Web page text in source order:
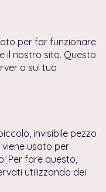
per far funzionare
il nostro sito. Questo
o sul tuo
invisibile pezzo
usato per
Per fare questo,
utilizzando dei